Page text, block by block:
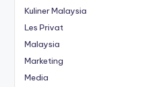
Kuliner Malaysia
Les Privat
Malaysia
Marketing
Media